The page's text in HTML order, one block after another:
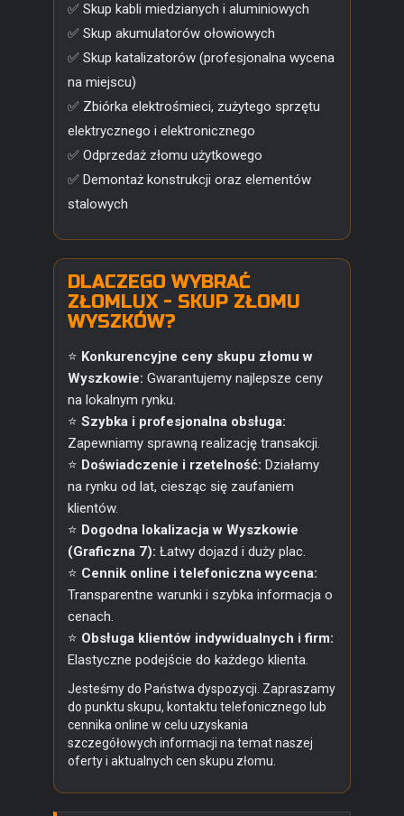
✅ Skup kabli miedzianych i aluminiowych
✅ Skup akumulatorów ołowiowych
✅ Skup katalizatorów (profesjonalna wycena
na miejscu)
✅ Zbiórka elektrośmieci, zużytego sprzętu
elektrycznego i elektronicznego
✅ Odprzedaż złomu użytkowego
✅ Demontaż konstrukcji oraz elementów
stalowych
DLACZEGO WYBRAĆ
ZŁOMLUX - SKUP ZŁOMU
WYSZKÓW?
⭐ Konkurencyjne ceny skupu złomu w
Wyszkowie: Gwarantujemy najlepsze ceny
na lokalnym rynku.
⭐ Szybka i profesjonalna obsługa:
Zapewniamy sprawną realizację transakcji.
⭐ Doświadczenie i rzetelność: Działamy
na rynku od lat, ciesząc się zaufaniem
klientów.
⭐ Dogodna lokalizacja w Wyszkowie
(Graficzna 7): Łatwy dojazd i duży plac.
⭐ Cennik online i telefoniczna wycena:
Transparentne warunki i szybka informacja o
cenach.
⭐ Obsługa klientów indywidualnych i firm:
Elastyczne podejście do każdego klienta.
Jesteśmy do Państwa dyspozycji. Zapraszamy
do punktu skupu, kontaktu telefonicznego lub
cennika online w celu uzyskania
szczegółowych informacji na temat naszej
oferty i aktualnych cen skupu złomu.